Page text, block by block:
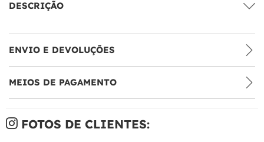
DESCRIÇÃO
ENVIO E DEVOLUÇÕES
MEIOS DE PAGAMENTO
FOTOS DE CLIENTES: